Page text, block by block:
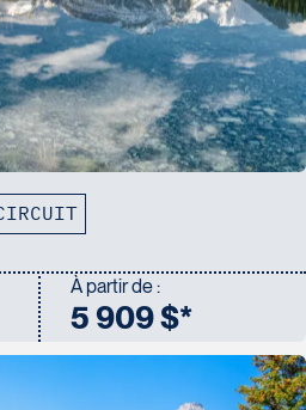
lorsque applicables
À partir de :
5 909 $*